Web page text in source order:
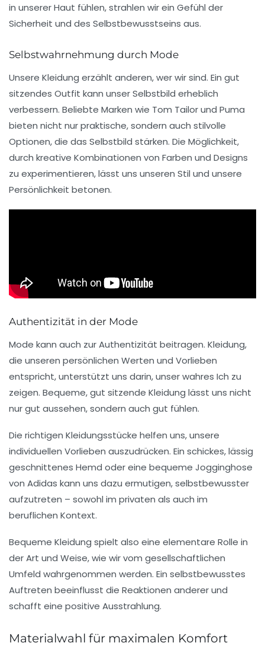
in unserer Haut fühlen, strahlen wir ein Gefühl der
Sicherheit und des Selbstbewusstseins aus.
Selbstwahrnehmung durch Mode
Unsere Kleidung erzählt anderen, wer wir sind. Ein gut
sitzendes Outfit kann unser Selbstbild erheblich
verbessern. Beliebte Marken wie Tom Tailorund Puma
bieten nicht nur praktische, sondern auch stilvolle
Optionen, die das Selbstbild stärken. Die Möglichkeit,
durch kreative Kombinationen von Farben und Designs
zu experimentieren, lässt uns unseren Stil und unsere
Persönlichkeit betonen.
Authentizität in der Mode
Mode kann auch zur Authentizität beitragen. Kleidung,
die unseren persönlichen Werten und Vorlieben
entspricht, unterstützt uns darin, unser wahres Ich zu
zeigen. Bequeme, gut sitzende Kleidung lässt uns nicht
nur gut aussehen, sondern auch gut fühlen.
Die richtigen Kleidungsstücke helfen uns, unsere
individuellen Vorlieben auszudrücken. Ein schickes, lässig
geschnittenes Hemd oder eine bequeme Jogginghose
von Adidas kann uns dazu ermutigen, selbstbewusster
aufzutreten – sowohl im privaten als auch im
beruflichen Kontext.
Bequeme Kleidung spielt also eine elementare Rolle in
der Art und Weise, wie wir vom gesellschaftlichen
Umfeld wahrgenommen werden. Ein selbstbewusstes
Auftreten beeinflusst die Reaktionen anderer und
schafft eine positive Ausstrahlung.
Materialwahl für maximalen Komfort